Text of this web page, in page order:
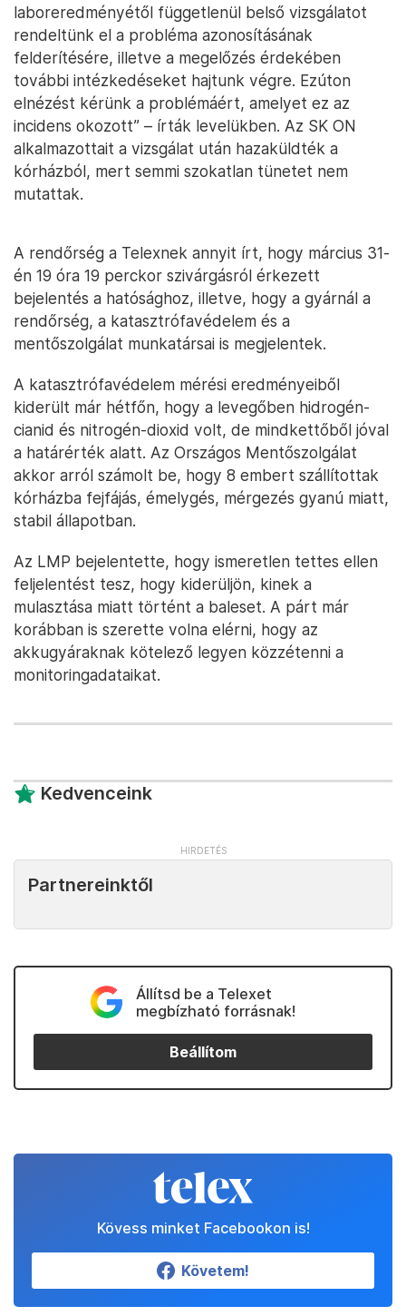
laboreredményétől függetlenül belső vizsgálatot
rendeltünk el a probléma azonosításának
felderítésére, illetve a megelőzés érdekében
további intézkedéseket hajtunk végre. Ezúton
elnézést kérünk a problémáért, amelyet ez az
incidens okozott” – írták levelükben. Az SK ON
alkalmazottait a vizsgálat után hazaküldték a
kórházból, mert semmi szokatlan tünetet nem
mutattak.
A rendőrség a Telexnek annyit írt, hogy március 31-
én 19 óra 19 perckor szivárgásról érkezett
bejelentés a hatósághoz, illetve, hogy a gyárnál a
rendőrség, a katasztrófavédelem és a
mentőszolgálat munkatársai is megjelentek.
A katasztrófavédelem mérési eredményeiből
kiderült már hétfőn, hogy a levegőben hidrogén-
cianid és nitrogén-dioxid volt, de mindkettőből jóval
a határérték alatt. Az Országos Mentőszolgálat
akkor arról számolt be, hogy 8 embert szállítottak
kórházba fejfájás, émelygés, mérgezés gyanú miatt,
stabil állapotban.
Az LMP bejelentette, hogy ismeretlen tettes ellen
feljelentést tesz, hogy kiderüljön, kinek a
mulasztása miatt történt a baleset. A párt már
korábban is szerette volna elérni, hogy az
akkugyáraknak kötelező legyen közzétenni a
monitoringadataikat.
Kedvenceink
Partnereinktől
Állítsd be a Telexet
megbízható forrásnak!
Beállítom
Kövess minket Facebookon is!
Követem!